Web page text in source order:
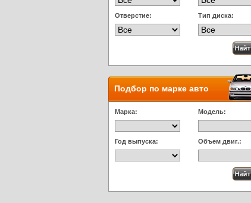
Отверстие: Тип диска:
Подбор по марке авто
Марка: Модель:
Год выпуска: Объем двиг.: